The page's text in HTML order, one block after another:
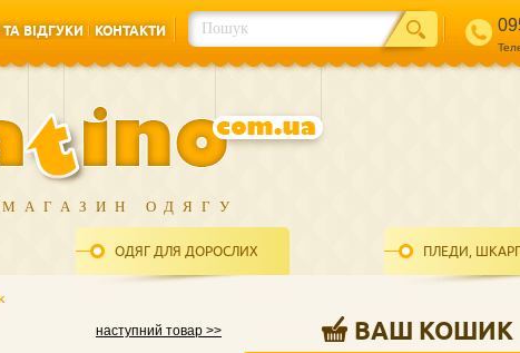
ВІДГУКИ
КОНТАКТИ
ОДЯГУ
ОДЯГ ДЛЯ ДОРОСЛИХ ПЛЕДИ,
ВАШ КОШИК
наступний товар >>